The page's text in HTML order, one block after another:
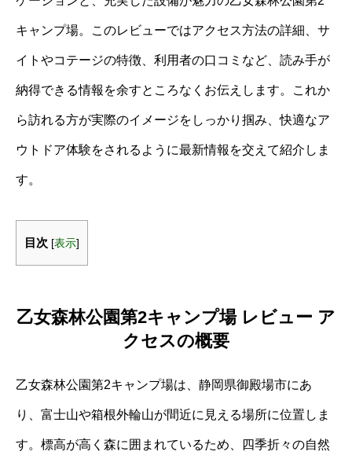
キャンプ場。このレビューではアクセス方法の詳細、サ
イトやコテージの特徴、利用者の口コミなど、読み手が
納得できる情報を余すところなくお伝えします。これか
ら訪れる方が実際のイメージをしっかり掴み、快適なア
ウトドア体験をされるように最新情報を交えて紹介しま
す。
目次 [表示]
乙女森林公園第2キャンプ場 レビュー ア
クセスの概要
乙女森林公園第2キャンプ場は、静岡県御殿場市にあ
り、富士山や箱根外輪山が間近に見える場所に位置しま
す。標高が高く森に囲まれているため、四季折々の自然